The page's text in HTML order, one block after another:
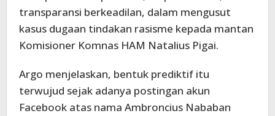
transparansi berkeadilan, dalam mengusut
kasus dugaan tindakan rasisme kepada mantan
Komisioner Komnas HAM Natalius Pigai.
Argo menjelaskan, bentuk prediktif itu
terwujud sejak adanya postingan akun
Facebook atas nama Ambroncius Nababan